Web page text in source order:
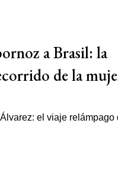
a Brasil: la
de la